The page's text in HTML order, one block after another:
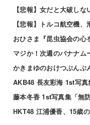
おひさま『昆虫協会の心
AKB48 長友彩海 1st写真
藤本冬香 1st写真集「無
HKT48 江浦優香、15歳